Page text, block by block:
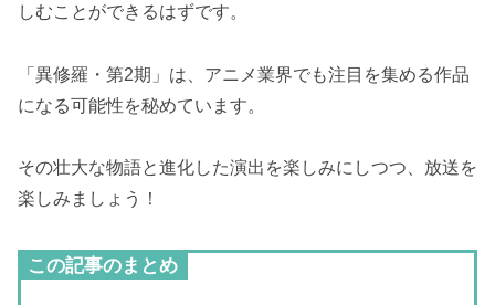
しむことができるはずです。
「異修羅・第2期」は、アニメ業界でも注目を集める作品
になる可能性を秘めています。
その壮大な物語と進化した演出を楽しみにしつつ、放送を
楽しみましょう！
この記事のまとめ